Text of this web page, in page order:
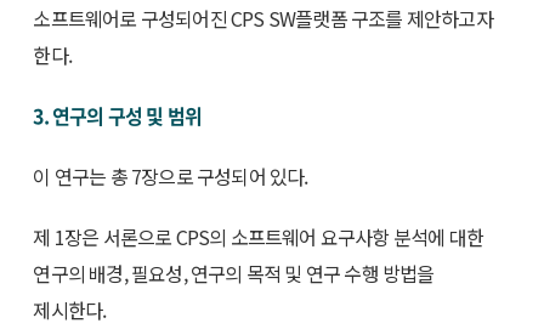
소프트웨어로 구성되어진 CPS SW플랫폼 구조를 제안하고자
한다.
3. 연구의 구성 및 범위
이 연구는 총 7장으로 구성되어 있다.
제 1장은 서론으로 CPS의 소프트웨어 요구사항 분석에 대한
연구의 배경, 필요성, 연구의 목적 및 연구 수행 방법을
제시한다.